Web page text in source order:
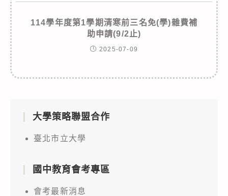
114學年度第1學期清寒前三名免(學)雜費補
助申請(9/2止)
2025-07-09
大學策略聯盟合作
臺北市立大學
國中教育會考專區
會考最新消息